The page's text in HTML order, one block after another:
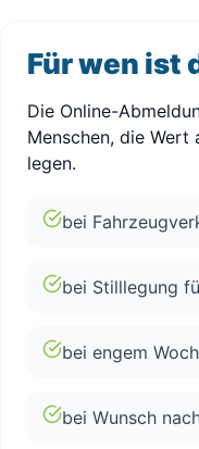
Für wen ist
Die Online-
Menschen, die
legen.
bei
bei Stilllegung
bei engem
bei Wunsch